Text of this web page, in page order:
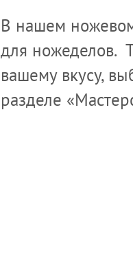
В нашем
для ножеделов.
вашему вкусу,
разделе